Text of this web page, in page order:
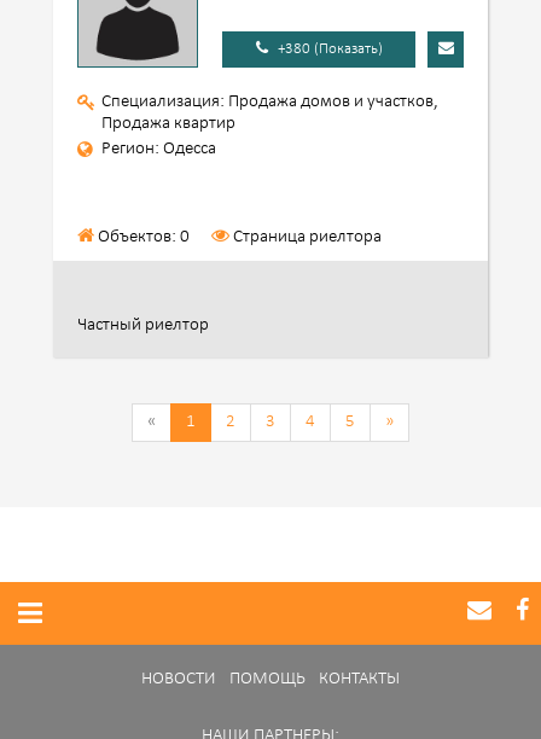
+380 (Показать)
Специализация: Продажа домов и участков,
Продажа квартир
Регион: Одесса
Объектов: 0 Страница риелтора
Частный риелтор
« 1 2 3 4 5 »
НОВОСТИ ПОМОЩЬ КОНТАКТЫ